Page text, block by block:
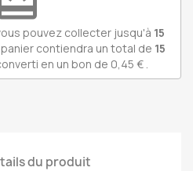
pouvez collecter jusqu'à 15
panier contiendra un total de 15
en un bon de 0,45 €.
du produit